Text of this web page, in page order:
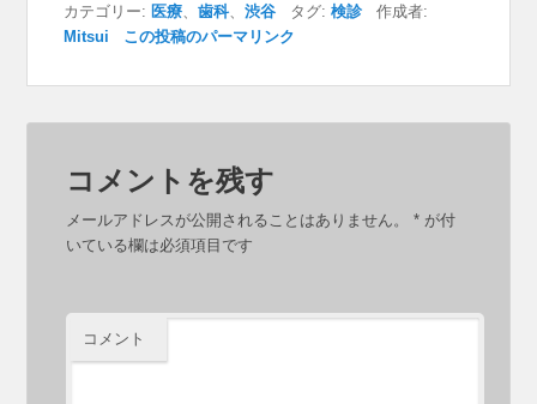
カテゴリー: 医療 、歯科、渋谷 タグ:検診 作成者:
Mitsui
この投稿のパーマリンク
コメントを残す
メールアドレスが公開されることはありません。 * が付
いている欄は必須項目です
コメント